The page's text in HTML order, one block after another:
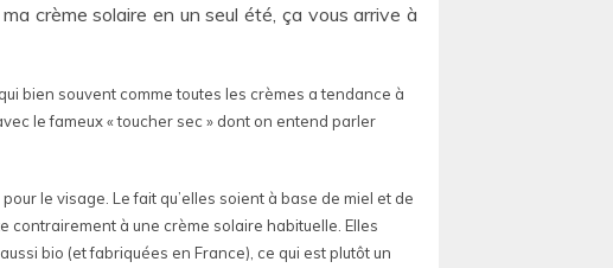
crème solaire en un seul été, ça vous arrive à
bien souvent comme toutes les crèmes a tendance à
le fameux « toucher sec » dont on entend parler
le visage. Le fait qu’elles soient à base de miel et de
contrairement à une crème solaire habituelle. Elles
bio (et fabriquées en France), ce qui est plutôt un